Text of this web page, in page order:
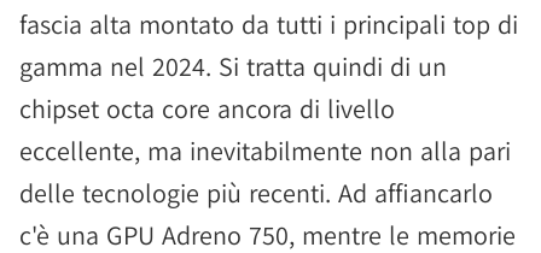
fascia alta montato da tutti i principali top di
gamma nel 2024. Si tratta quindi di un
chipset octa core ancora di livello
eccellente, ma inevitabilmente non alla pari
delle tecnologie più recenti. Ad affiancarlo
c'è una GPU Adreno 750, mentre le memorie